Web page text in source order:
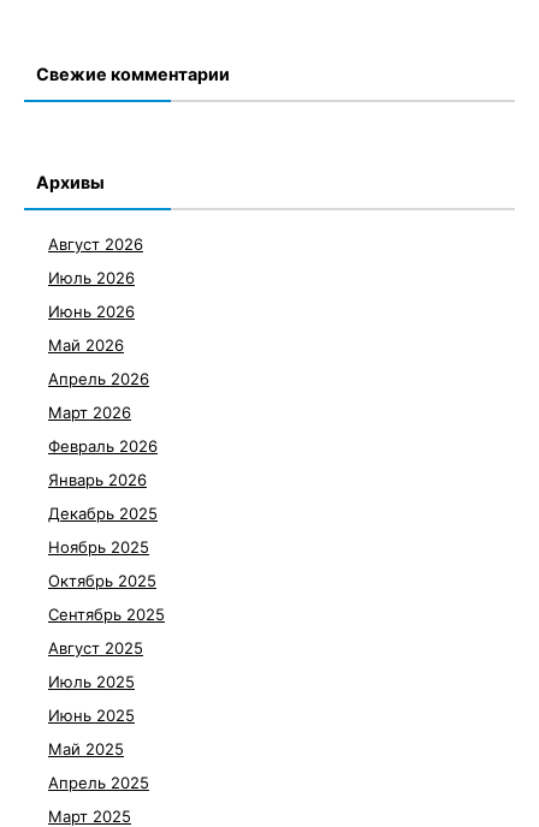
Свежие комментарии
Архивы
Август 2026
Июль 2026
Июнь 2026
Май 2026
Апрель 2026
Март 2026
Февраль 2026
Январь 2026
Декабрь 2025
Ноябрь 2025
Октябрь 2025
Сентябрь 2025
Август 2025
Июль 2025
Июнь 2025
Май 2025
Апрель 2025
Март 2025